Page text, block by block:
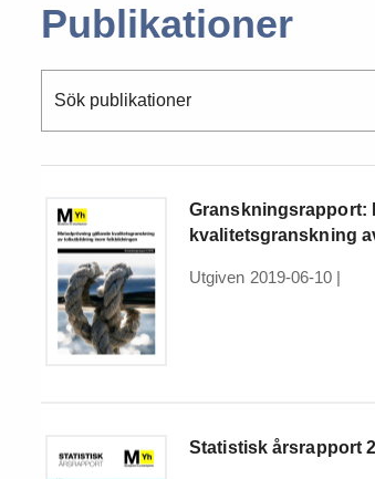
Publikationer
Sök publikationer
Granskningsrapport:
kvalitetsgranskning
Utgiven 2019-06-10 |
Statistisk årsrapport